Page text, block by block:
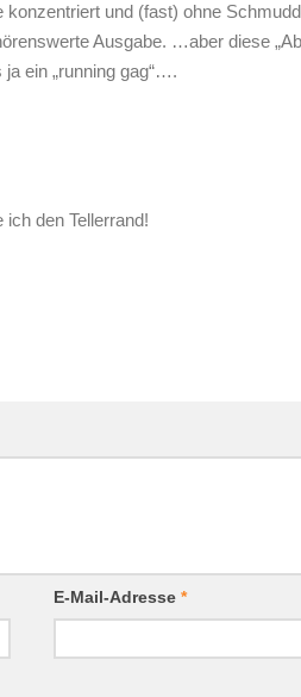
und (fast) ohne
Ausgabe. …aber diese
ein „running gag“….
den Tellerrand!
E-Mail-Adresse*